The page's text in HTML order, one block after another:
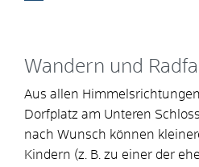
Wandern und
Aus allen
Dorfplatz am Unteren
nach Wunsch können
Kindern (z. B. zu einer der